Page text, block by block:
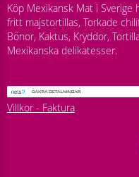
Köp Mexikansk Mat i Sverige
fritt majstortillas, Torkade
Bönor, Kaktus, Kryddor,
Mexikanska delikatesser.
Villkor - Faktura